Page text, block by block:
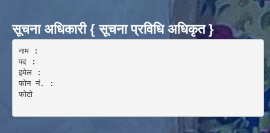
सूचना अधिकारी { सूचना प्रविधि अधिकृत }
नाम :
पद :
इमेल :
फोन नं. :
फोटो